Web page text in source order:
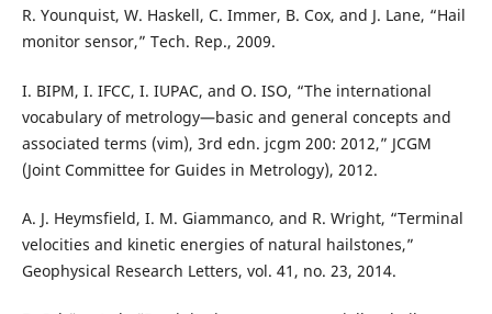
R. Younquist, W. Haskell, C. Immer, B. Cox, and J. Lane, “Hail
monitor sensor,” Tech. Rep., 2009.
I. BIPM, I. IFCC, I. IUPAC, and O. ISO, “The international
vocabulary of metrology—basic and general concepts and
associated terms (vim), 3rd edn. jcgm 200: 2012,” JCGM
(Joint Committee for Guides in Metrology), 2012.
A. J. Heymsfield, I. M. Giammanco, and R. Wright, “Terminal
velocities and kinetic energies of natural hailstones,”
Geophysical Research Letters, vol. 41, no. 23, 2014.